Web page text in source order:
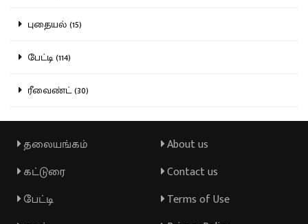
புதையல் (15)
பேட்டி (114)
ரீவைண்ட் (30)
தலையங்கம்
கட்டுரை
பேட்டி
About us
Contact us
Terms of Use